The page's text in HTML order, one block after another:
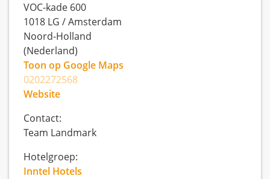
VOC-kade 600
1018 LG /Amsterdam
Noord-Holland
(Nederland)
Toon op Google Maps
0202272568
Website
Contact:
Team Landmark
Hotelgroep:
Inntel Hotels